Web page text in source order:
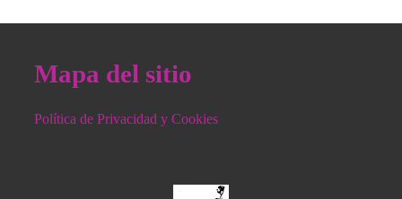
Mapa del sitio
Política de Privacidad y Cookies